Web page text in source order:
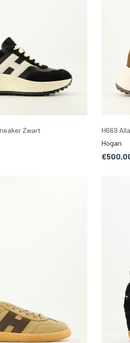
Zwart
H669
Hogan